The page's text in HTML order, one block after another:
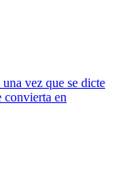
vez que se dicte
convierta en